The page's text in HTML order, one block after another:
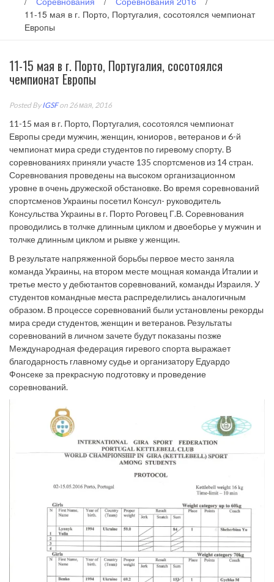
11-15 мая в г. Порто, Португалия, сосотоялся чемпионат
Европы
11-15 мая в г. Порто, Португалия, сосотоялся
чемпионат Европы
Posted ByIGSFon 26 мая, 2016
11-15 мая в г. Порто, Португалия, сосотоялся чемпионат
Европы среди мужчин, женщин, юниоров , ветеранов и 6-й
чемпионат мира среди студентов по гиревому спорту. В
соревнованиях приняли участе 135 спортсменов из 14 стран.
Соревнования проведены на высоком организационном
уровне в очень дружеской обстановке. Во время соревнований
спортсменов Украины посетил Консул- руководитель
Консульства Украины в г. Порто Роговец Г.В. Соревнования
проводились в толчке длинным циклом и двоеборье у мужчин и
толчке длинным циклом и рывке у женщин.
В результате напряженной борьбы первое место заняла
команда Украины, на втором месте мощная команда Италии и
третье место у дебютантов соревнований, команды Израиля. У
студентов командные места распределились аналогичным
образом. В процессе соревнований были установлены рекорды
мира среди студентов, женщин и ветеранов. Результаты
соревнований в личном зачете будут показаны позже
Международная федерация гиревого спорта выражает
благодарность главному судье и организатору Едуардо
Фонсеке за прекрасную подготовку и проведение
соревнований.